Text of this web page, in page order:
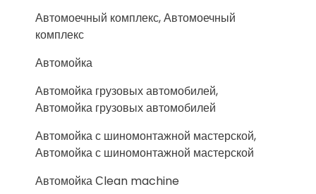
Автомоечный комплекс, Автомоечный
комплекс
Автомойка
Автомойка грузовых автомобилей,
Автомойка грузовых автомобилей
Автомойка с шиномонтажной мастерской,
Автомойка с шиномонтажной мастерской
Автомойка Сlean machine